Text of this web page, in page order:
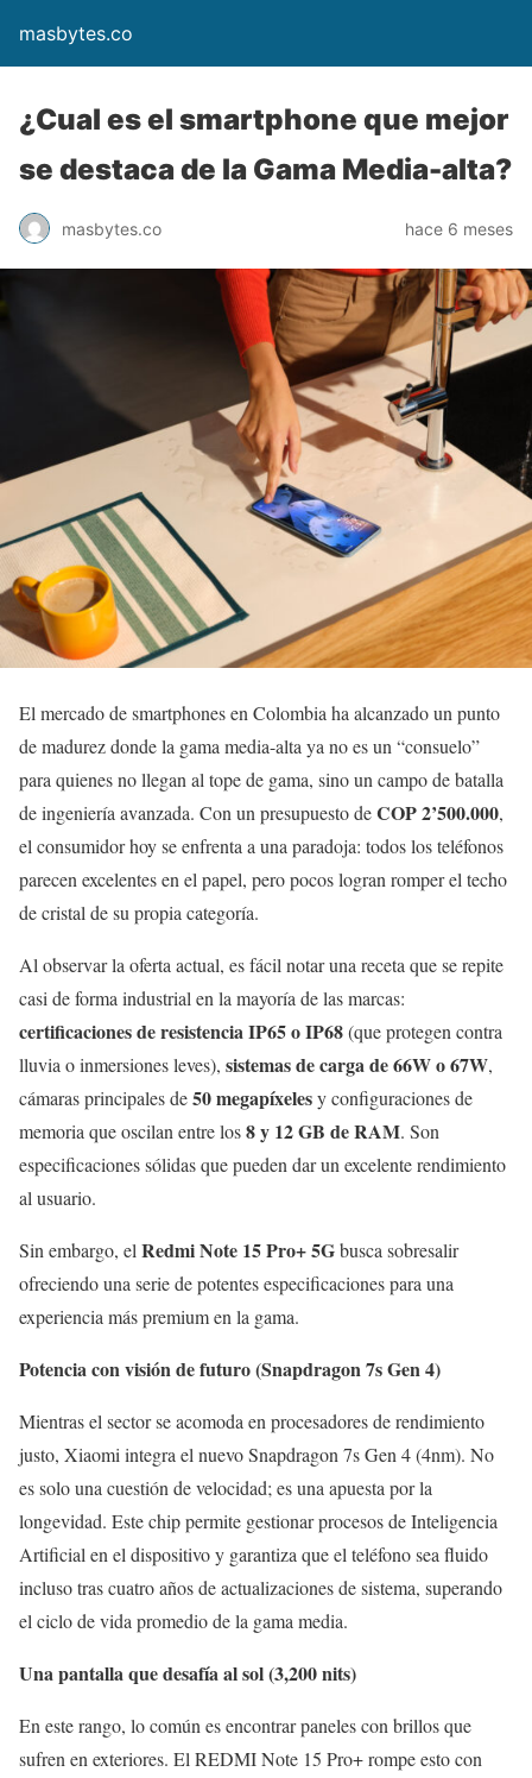
masbytes.co
¿Cual es el smartphone que mejor
se destaca de la Gama Media-alta?
masbytes.co hace 6 meses
El mercado de smartphones en Colombia ha alcanzado un punto
de madurez donde la gama media-alta ya no es un “consuelo”
para quienes no llegan al tope de gama, sino un campo de batalla
de ingeniería avanzada. Con un presupuesto deCOP 2’500.000,
el consumidor hoy se enfrenta a una paradoja: todos los teléfonos
parecen excelentes en el papel, pero pocos logran romper el techo
de cristal de su propia categoría.
Al observar la oferta actual, es fácil notar una receta que se repite
casi de forma industrial en la mayoría de las marcas:
certificaciones de resistencia IP65 o IP68(que protegen contra
lluvia o inmersiones leves), sistemas de carga de 66W o 67W,
cámaras principales de50 megapíxelesy configuraciones de
memoria que oscilan entre los8 y 12 GB de RAM. Son
especificaciones sólidas que pueden dar un excelente rendimiento
al usuario.
Sin embargo, el Redmi Note 15 Pro+ 5Gbusca sobresalir
ofreciendo una serie de potentes especificaciones para una
experiencia más premium en la gama.
Potencia con visión de futuro (Snapdragon 7s Gen 4)
Mientras el sector se acomoda en procesadores de rendimiento
justo, Xiaomi integra el nuevo Snapdragon 7s Gen 4 (4nm). No
es solo una cuestión de velocidad; es una apuesta por la
longevidad. Este chip permite gestionar procesos de Inteligencia
Artificial en el dispositivo y garantiza que el teléfono sea fluido
incluso tras cuatro años de actualizaciones de sistema, superando
el ciclo de vida promedio de la gama media.
Una pantalla que desafía al sol (3,200 nits)
En este rango, lo común es encontrar paneles con brillos que
sufren en exteriores. El REDMI Note 15 Pro+ rompe esto con